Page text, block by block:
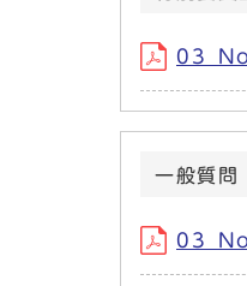
一般質問